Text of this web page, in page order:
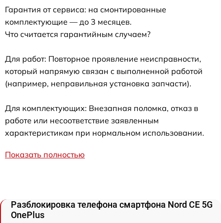
Гарантия от сервиса: на смонтированные
комплектующие — до 3 месяцев.
Что считается гарантийным случаем?
Для работ: Повторное проявление неисправности,
который напрямую связан с выполненной работой
(например, неправильная установка запчасти).
Для комплектующих: Внезапная поломка, отказ в
работе или несоответствие заявленным
характеристикам при нормальном использовании.
Показать полностью
Разблокировка телефона смартфона Nord CE 5G
OnePlus